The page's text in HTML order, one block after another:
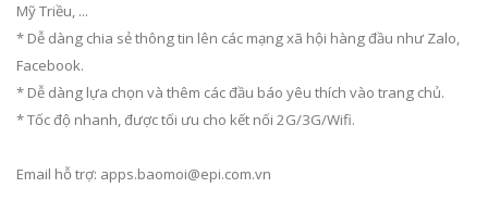
Mỹ Triều, ...
* Dễ dàng chia sẻ thông tin lên các mạng xã hội hàng đầu như Zalo,
Facebook.
* Dễ dàng lựa chọn và thêm các đầu báo yêu thích vào trang chủ.
* Tốc độ nhanh, được tối ưu cho kết nối 2G/3G/Wifi.
Email hỗ trợ: apps.baomoi@epi.com.vn